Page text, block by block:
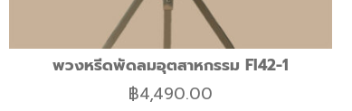
พวงหรีดพัดลมอุตสาหกรรม FI42-1
฿4,490.00